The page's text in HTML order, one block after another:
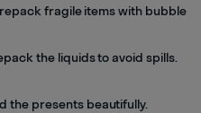
fragile items with bubble
the liquids to avoid spills.
the presents beautifully.